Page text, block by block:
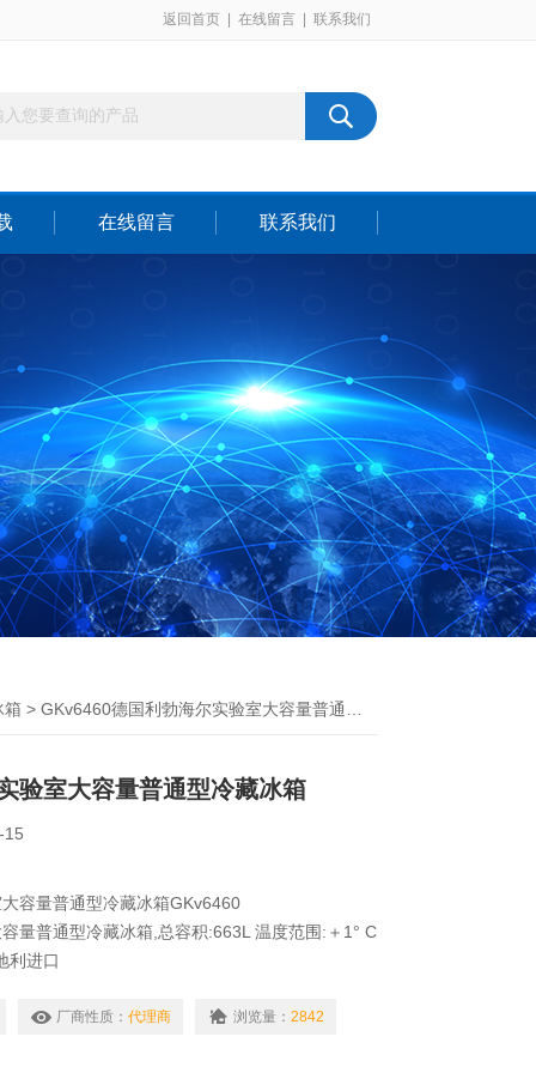
返回首页 在线留言 联系我们
在线留言 联系我们
箱 > GKv6460德国利勃海尔实验室大容量普通型冷藏冰箱
验室大容量普通型冷藏冰箱
15
容量普通型冷藏冰箱GKv6460
量普通型冷藏冰箱,总容积:663L 温度范围:＋1° C
利进口
厂商性质： 代理商 浏览量： 2842